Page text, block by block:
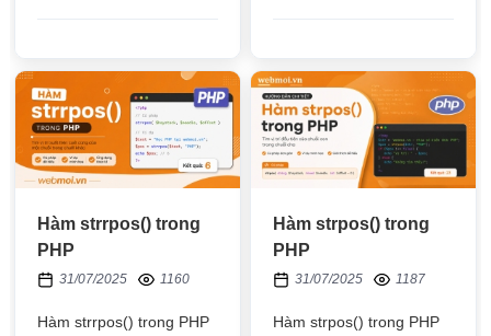
Hàm strrpos() trong
PHP
31/07/2025 1160
Hàm strrpos() trong PHP
Hàm strpos() trong
PHP
31/07/2025 1187
Hàm strpos() trong PHP